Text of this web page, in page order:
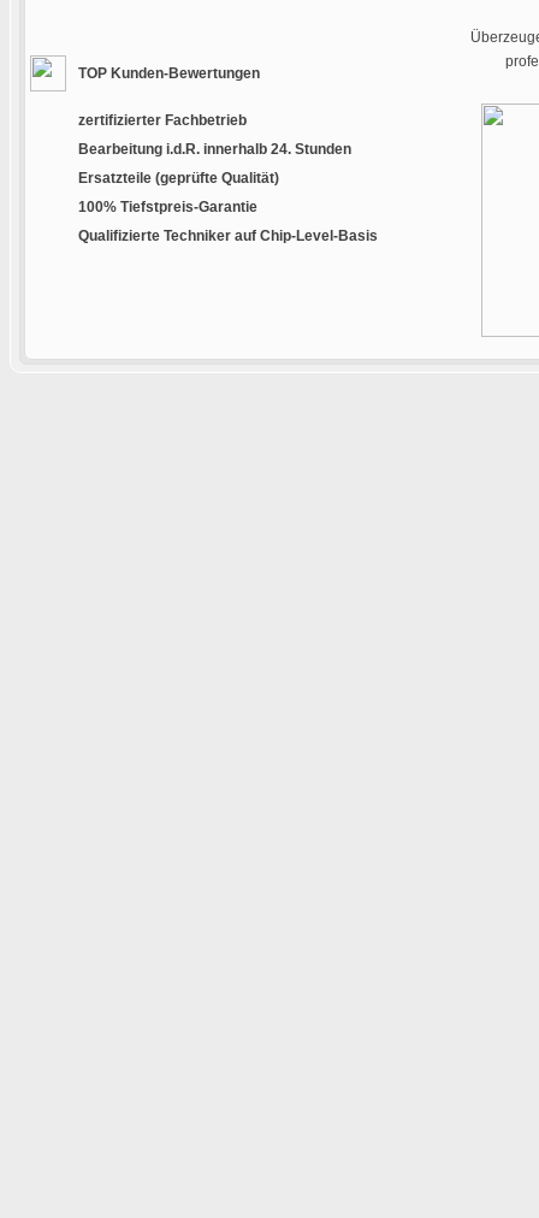
TOP Kunden-Bewertungen
zertifizierter Fachbetrieb
Bearbeitung i.d.R. innerhalb 24. Stunden
Ersatzteile (geprüfte Qualität)
100% Tiefstpreis-Garantie
Qualifizierte Techniker auf Chip-Level-Basis